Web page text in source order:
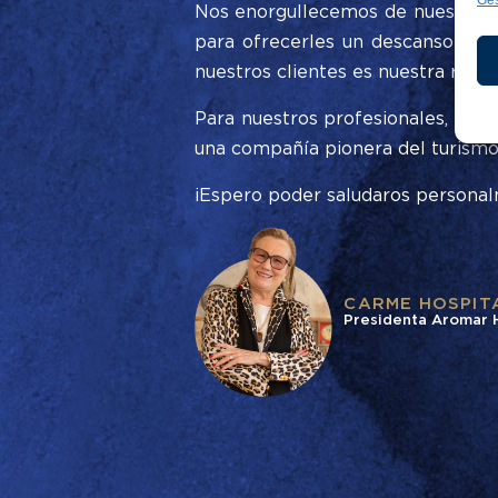
Nos enorgullecemos de nuestro
para ofrecerles un descanso
nuestros clientes es nuestra
Para nuestros profesionales,
una compañía pionera del
¡Espero poder saludaros
CARME
Presidenta Aromar